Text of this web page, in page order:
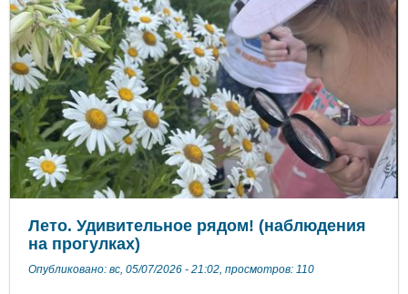
Лето. Удивительное рядом! (наблюдения
на прогулках)
Опубликовано: вс, 05/07/2026 - 21:02, просмотров: 110